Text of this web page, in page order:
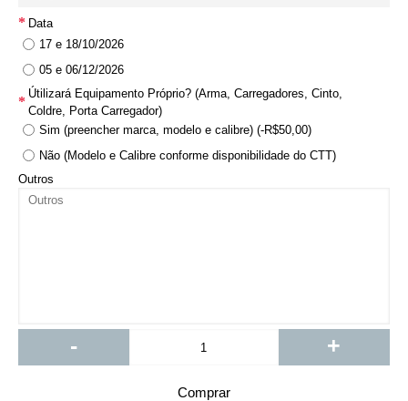
Data
17 e 18/10/2026
05 e 06/12/2026
Útilizará Equipamento Próprio? (Arma, Carregadores, Cinto,
Coldre, Porta Carregador)
Sim (preencher marca, modelo e calibre) (-R$50,00)
Não (Modelo e Calibre conforme disponibilidade do CTT)
Outros
- +
Comprar